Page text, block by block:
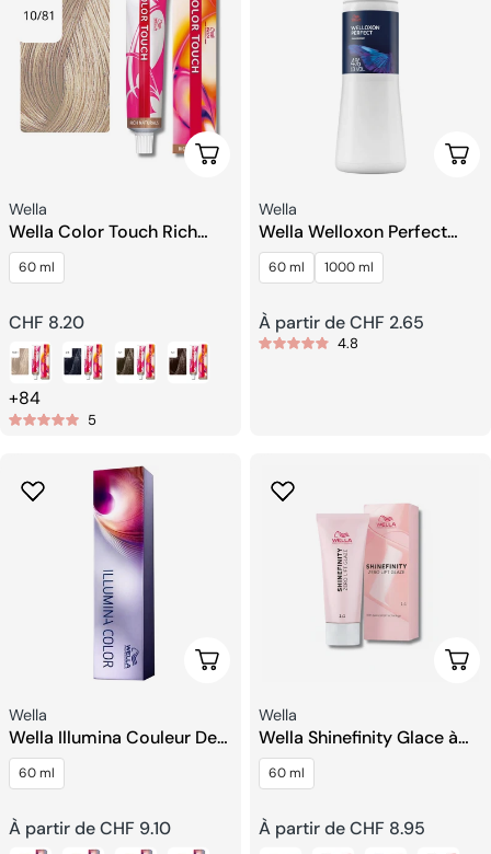
Choisissez Les Options
Fournisseur:
Wella
Wella Color Touch Rich
Naturals Demi-
permanente Coloration
60 ml
Prix
habituel
CHF 8.20
+84
5
Fournisseur:
Wella
Wella Welloxon Perfect
Développeur
60 ml 1000 ml
Prix
À partir de CHF 2.65
4.8
Choisissez Les Options
Fournisseur:
Wella
Wella Illumina Couleur De
Cheveux Permanente
60 ml
Prix
À partir de CHF 9.10
Fournisseur:
Wella
Wella Shinefinity Glace à
Levée Zéro
60 ml
Prix
À partir de CHF 8.95